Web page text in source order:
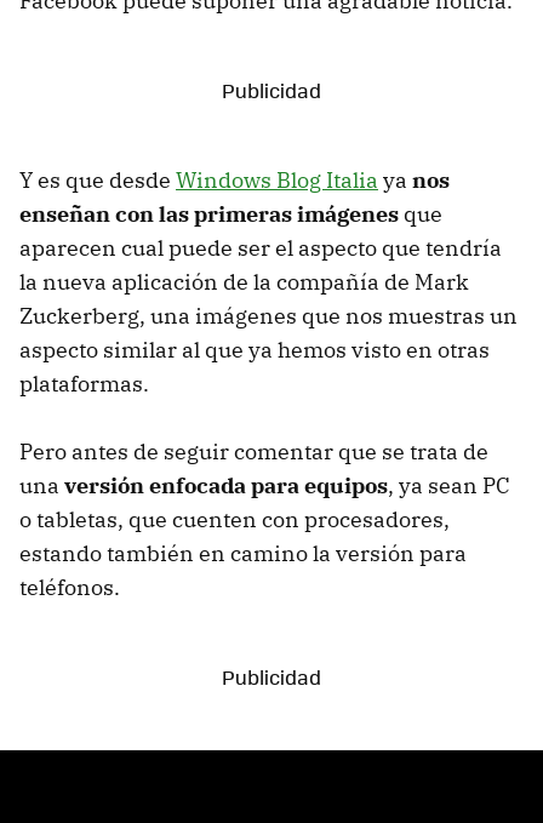
Y es que desde Windows Blog Italia ya nos
enseñan con las primeras imágenes que
aparecen cual puede ser el aspecto que tendría
la nueva aplicación de la compañía de Mark
Zuckerberg, una imágenes que nos muestras un
aspecto similar al que ya hemos visto en otras
plataformas.
Pero antes de seguir comentar que se trata de
una versión enfocada para equipos, ya sean PC
o tabletas, que cuenten con procesadores,
estando también en camino la versión para
teléfonos.